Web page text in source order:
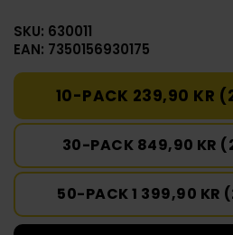
SKU: 630011
EAN: 7350156930175
10-PACK 239,90 KR
30-PACK 849,90 KR
50-PACK 1 399,90 KR